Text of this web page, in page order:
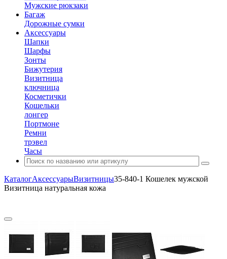
Мужские рюкзаки
Багаж
Дорожные сумки
Аксессуары
Шапки
Шарфы
Зонты
Бижутерия
Визитница
ключница
Косметички
Кошельки
лонгер
Портмоне
Ремни
трэвел
Часы
КаталогАксессуарыВизитницы35-840-1 Кошелек мужской
Визитница натуральная кожа